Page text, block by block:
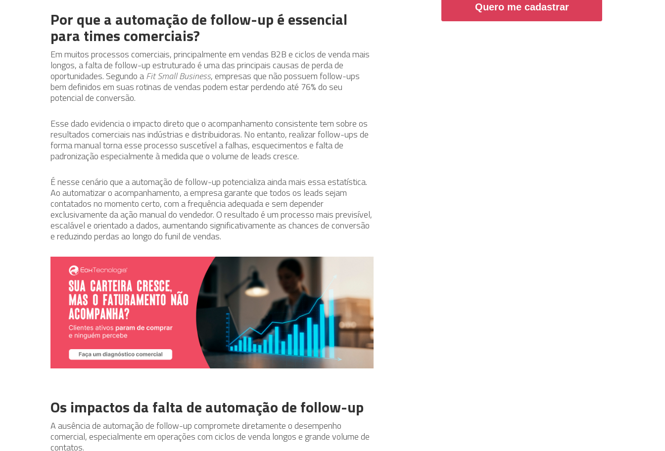
Por que a automação de follow-up é essencial
para times comerciais?
Em muitos processos comerciais, principalmente em vendas B2B e ciclos de venda mais
longos, a falta de follow-up estruturado é uma das principais causas de perda de
oportunidades. Segundo aFit Small Business, empresas que não possuem follow-ups
bem definidos em suas rotinas de vendas podem estar perdendo até 76% do seu
potencial de conversão.
Esse dado evidencia o impacto direto que o acompanhamento consistente tem sobre os
resultados comerciais nas indústrias e distribuidoras. No entanto, realizar follow-ups de
forma manual torna esse processo suscetível a falhas, esquecimentos e falta de
padronização especialmente à medida que o volume de leads cresce.
É nesse cenário que a automação de follow-up potencializa ainda mais essa estatística.
Ao automatizar o acompanhamento, a empresa garante que todos os leads sejam
contatados no momento certo, com a frequência adequada e sem depender
exclusivamente da ação manual do vendedor. O resultado é um processo mais previsível,
escalável e orientado a dados, aumentando significativamente as chances de conversão
e reduzindo perdas ao longo do funil de vendas.
Os impactos da falta de automação de follow-up
A ausência de automação de follow-up compromete diretamente o desempenho
comercial, especialmente em operações com ciclos de venda longos e grande volume de
contatos.
Quero me cadastrar